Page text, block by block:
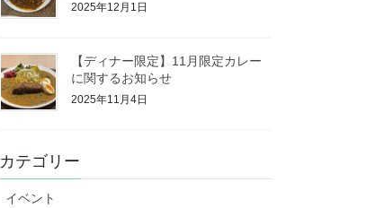
2025年12月1日
【ディナー限定】11月限定カレー
に関するお知らせ
2025年11月4日
カテゴリー
イベント